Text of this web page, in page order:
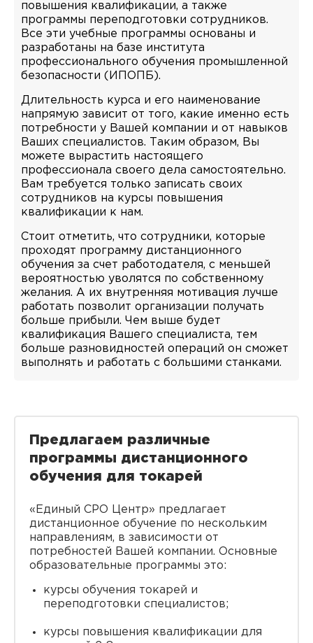
повышения квалификации, а также
программы переподготовки сотрудников.
Все эти учебные программы основаны и
разработаны на базе института
профессионального обучения промышленной
безопасности (ИПОПБ).
Длительность курса и его наименование
напрямую зависит от того, какие именно есть
потребности у Вашей компании и от навыков
Ваших специалистов. Таким образом, Вы
можете вырастить настоящего
профессионала своего дела самостоятельно.
Вам требуется только записать своих
сотрудников на курсы повышения
квалификации к нам.
Стоит отметить, что сотрудники, которые
проходят программу дистанционного
обучения за счет работодателя, с меньшей
вероятностью уволятся по собственному
желания. А их внутренняя мотивация лучше
работать позволит организации получать
больше прибыли. Чем выше будет
квалификация Вашего специалиста, тем
больше разновидностей операций он сможет
выполнять и работать с большими станками.
Предлагаем различные
программы дистанционного
обучения для токарей
«Единый СРО Центр» предлагает
дистанционное обучение по нескольким
направлениям, в зависимости от
потребностей Вашей компании. Основные
образовательные программы это:
курсы обучения токарей и
переподготовки специалистов;
курсы повышения квалификации для